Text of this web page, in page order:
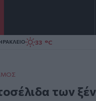
33 °C
των